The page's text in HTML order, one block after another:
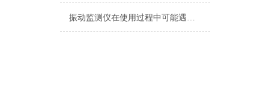
振动监测仪在使用过程中可能遇到的故障及相应解决方法介绍